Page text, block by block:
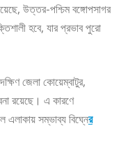
উত্তর-পশ্চিম বঙ্গোপসাগর
হবে, যার প্রভাব পুরো
জেলা কোয়েম্বাটুর,
রয়েছে। এ কারণে
এলাকায় সম্ভাব্য বিঘ্নের